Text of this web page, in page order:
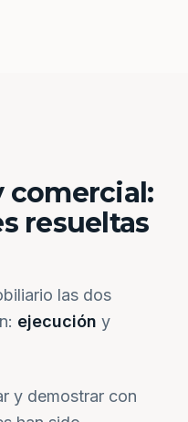
comercial:
resueltas
las dos
ejecución y
y demostrar con